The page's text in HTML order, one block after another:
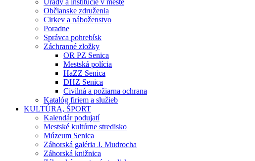
Úrady a inštitúcie v meste
Občianske združenia
Cirkev a náboženstvo
Poradne
Správca pohrebísk
Záchranné zložky
OR PZ Senica
Mestská polícia
HaZZ Senica
DHZ Senica
Civilná a požiarna ochrana
Katalóg firiem a služieb
KULTÚRA, ŠPORT
Kalendár podujatí
Mestské kultúrne stredisko
Múzeum Senica
Záhorská galéria J. Mudrocha
Záhorská knižnica